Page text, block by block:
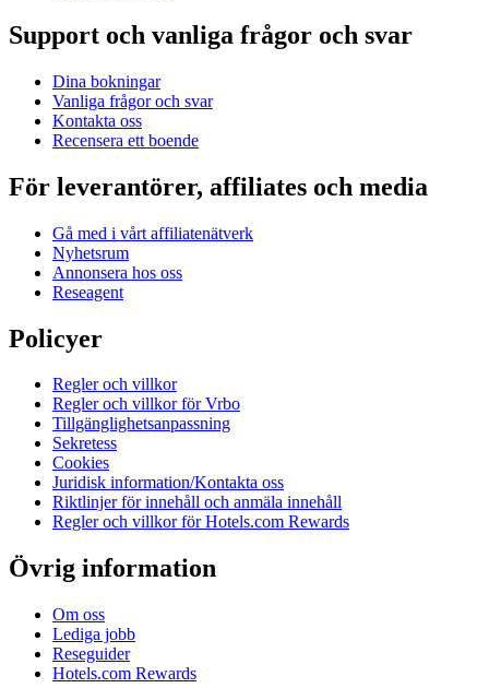
Support och vanliga frågor och svar
Dina bokningar
Vanliga frågor och svar
Kontakta oss
Recensera ett boende
För leverantörer, affiliates och media
Gå med i vårt affiliatenätverk
Nyhetsrum
Annonsera hos oss
Reseagent
Policyer
Regler och villkor
Regler och villkor för Vrbo
Tillgänglighetsanpassning
Sekretess
Cookies
Juridisk information/Kontakta oss
Riktlinjer för innehåll och anmäla innehåll
Regler och villkor för Hotels.com Rewards
Övrig information
Om oss
Lediga jobb
Reseguider
Hotels.com Rewards